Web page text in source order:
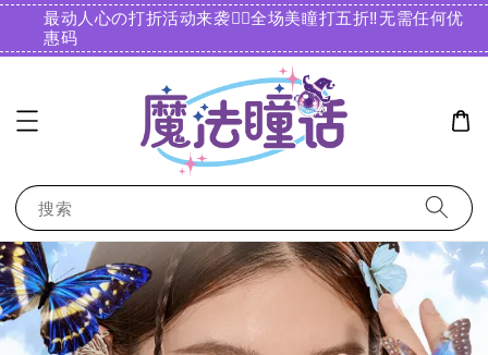
最动人心の打折活动来袭❤️‍🔥全场美瞳打五折‼️无需任何优
惠码️
搜索